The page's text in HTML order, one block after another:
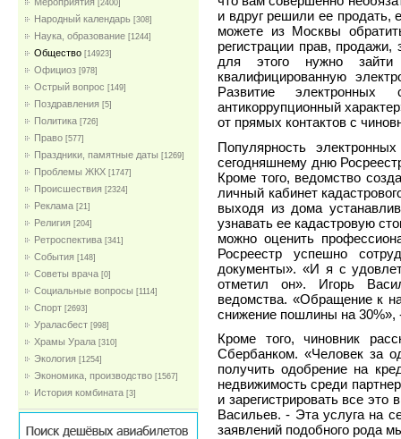
[2400]
Народный календарь [308]
Наука, образование [1244]
Общество [14923]
Официоз [978]
Острый вопрос [149]
Поздравления [5]
Политика [726]
Право [577]
Праздники, памятные даты [1269]
Проблемы ЖКХ [1747]
Проиcшествия [2324]
Реклама [21]
Религия [204]
Ретроспектива [341]
События [148]
Советы врача [0]
Социальные вопросы [1114]
Спорт [2693]
Ураласбест [998]
Храмы Урала [310]
Экология [1254]
Экономика, производство [1567]
История комбината [3]
и вдруг решили ее
можете из Москвы
регистрации прав,
для этого нужно
квалифицированную
Развитие
антикоррупционный
от прямых контактов с
Популярность
сегодняшнему дню
Кроме того, ведомство
личный кабинет
выходя из дома
узнавать ее кадастровую
можно оценить
Росреестр успешно
документы». «И я с
отметил он». Игорь
ведомства. «Обращение к
снижение пошлины на 30%»,
Кроме того, чиновник
Сбербанком. «Человек за
получить одобрение на
недвижимость среди
и зарегистрировать все
Васильев. - Эта услуга на
заявлений подобного рода